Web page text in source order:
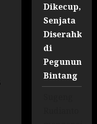
Dikecup,
Senjata
Diserahkan
di
Bintang